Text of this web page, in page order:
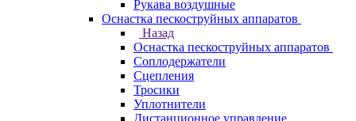
Рукава воздушные
Оснастка пескоструйных аппаратов
Назад
Оснастка пескоструйных аппаратов
Соплодержатели
Сцепления
Тросики
Уплотнители
Дистанционное управление